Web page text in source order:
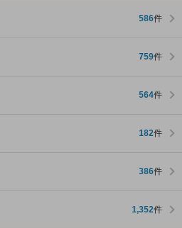
586件
759件
564件
182件
386件
1,352件